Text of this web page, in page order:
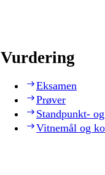
Vurdering
Eksamen
Prøver
Standpunkt-
Vitnemål og